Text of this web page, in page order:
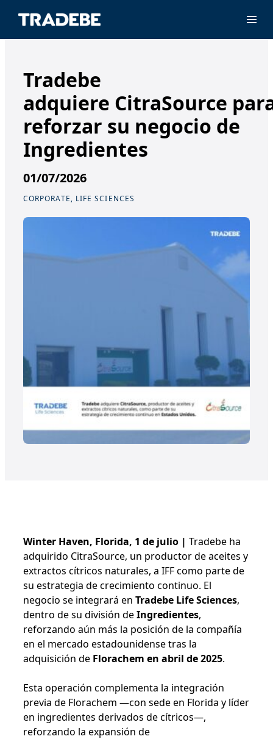
Tradebe
adquiere CitraSource
reforzar su negocio de
Ingredientes
01/07/2026
CORPORATE, LIFE SCIENCES
Winter Haven, Florida, 1 de julio | Tradebe ha
adquirido CitraSource, un productor de aceites y
extractos cítricos naturales, a IFF como parte de
su estrategia de crecimiento continuo. El
negocio se integrará en Tradebe Life Sciences,
dentro de su división deIngredientes,
reforzando aún más la posición de la compañía
en el mercado estadounidense tras la
adquisición de Florachem en abril de 2025.
Esta operación complementa la integración
previa de Florachem —con sede en Florida y líder
en ingredientes derivados de cítricos—,
reforzando la expansión de